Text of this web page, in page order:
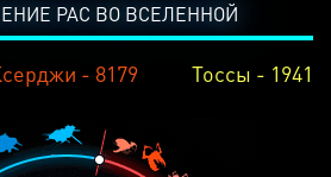
РАС ВО ВСЕЛЕННОЙ
- 8179 Тоссы - 1941